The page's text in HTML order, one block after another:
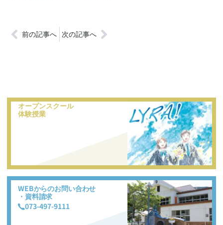
前の記事へ 次の記事へ
オープンスクール
体験授業
WEBからのお問い合わせ
・資料請求
073-497-9111